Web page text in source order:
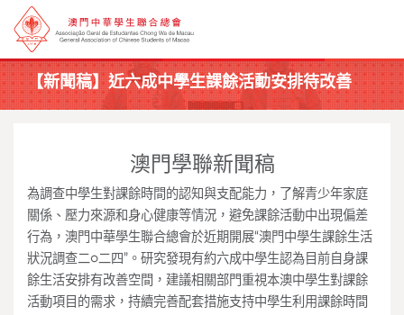
【新聞稿】近六成中學生課餘活動安排待改善
澳門學聯新聞稿
為調查中學生對課餘時間的認知與支配能力，了解青少年家庭
關係、壓力來源和身心健康等情況，避免課餘活動中出現偏差
行為，澳門中華學生聯合總會於近期開展“澳門中學生課餘生活
狀況調查二○二四”。研究發現有約六成中學生認為目前自身課
餘生活安排有改善空間，建議相關部門重視本澳中學生對課餘
活動項目的需求，持續完善配套措施支持中學生利用課餘時間